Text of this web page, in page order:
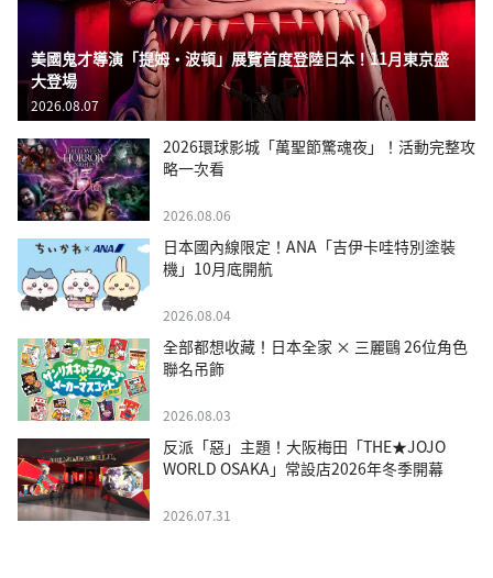
美國鬼才導演「提姆・波頓」展覽首度登陸日本！11月東京盛
大登場
2026.08.07
2026環球影城「萬聖節驚魂夜」！活動完整攻
略一次看
2026.08.06
日本國內線限定！ANA「吉伊卡哇特別塗裝
機」10月底開航
2026.08.04
全部都想收藏！日本全家 × 三麗鷗 26位角色
聯名吊飾
2026.08.03
反派「惡」主題！大阪梅田「THE★JOJO
WORLD OSAKA」常設店2026年冬季開幕
2026.07.31